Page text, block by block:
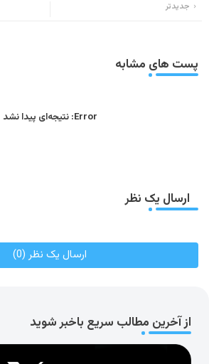
جدیدتر
پست های مشابه
Error: نتیجه‌ای پیدا نشد
ارسال یک نظر
ارسال یک نظر (0)
از آخرین مطالب سریع باخبر شوید